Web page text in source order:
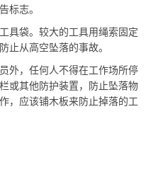
标志。
具袋。较大的工具用绳索固定
止从高空坠落的事故。
外，任何人不得在工作场所停
或其他防护装置，防止坠落物
，应该铺木板来防止掉落的工